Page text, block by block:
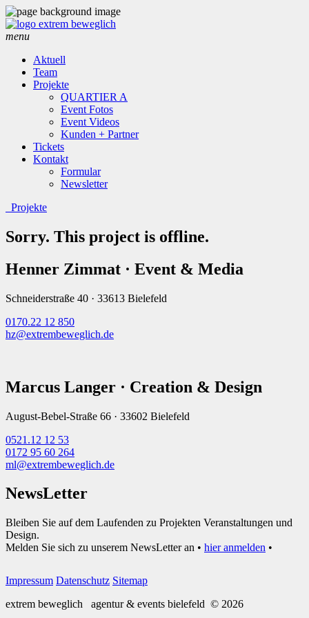
menu
Aktuell
Team
Projekte
QUARTIER A
Event Fotos
Event Videos
Kunden + Partner
Tickets
Kontakt
Formular
Newsletter
Projekte
Sorry. This project is offline.
Henner Zimmat · Event & Media
Schneiderstraße 40 · 33613 Bielefeld
0170.22 12 850
hz@extrembeweglich.de
Marcus Langer · Creation & Design
August-Bebel-Straße 66 · 33602 Bielefeld
0521.12 12 53
0172 95 60 264
ml@extrembeweglich.de
NewsLetter
Bleiben Sie auf dem Laufenden zu Projekten Veranstaltungen und
Design.
Melden Sie sich zu unserem NewsLetter an • hier anmelden •
Impressum Datenschutz Sitemap
extrem beweglich agentur & events bielefeld © 2026